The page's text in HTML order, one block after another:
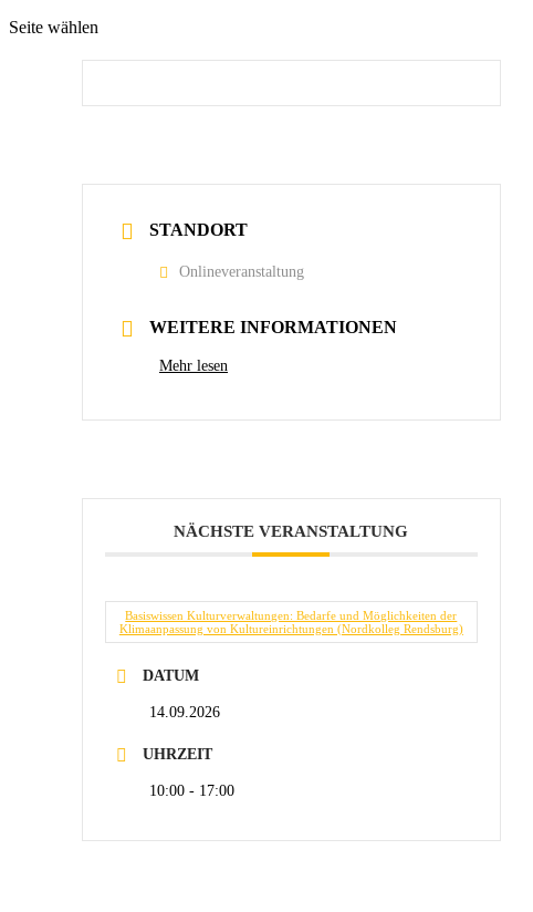
Seite wählen
STANDORT
Onlineveranstaltung
WEITERE INFORMATIONEN
Mehr lesen
NÄCHSTE VERANSTALTUNG
Basiswissen Kulturverwaltungen: Bedarfe und Möglichkeiten der
Klimaanpassung von Kultureinrichtungen (Nordkolleg Rendsburg)
DATUM
14.09.2026
UHRZEIT
10:00 - 17:00